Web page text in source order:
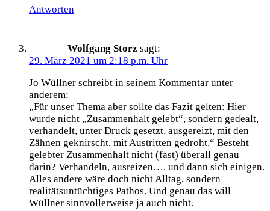
Antworten
Wolfgang Storz sagt:
29. März 2021 um 2:18 p.m. Uhr
Jo Wüllner schreibt in seinem Kommentar unter
anderem:
„Für unser Thema aber sollte das Fazit gelten: Hier
wurde nicht „Zusammenhalt gelebt“, sondern gedealt,
verhandelt, unter Druck gesetzt, ausgereizt, mit den
Zähnen geknirscht, mit Austritten gedroht.“ Besteht
gelebter Zusammenhalt nicht (fast) überall genau
darin? Verhandeln, ausreizen…. und dann sich einigen.
Alles andere wäre doch nicht Alltag, sondern
realitätsuntüchtiges Pathos. Und genau das will
Wüllner sinnvollerweise ja auch nicht.